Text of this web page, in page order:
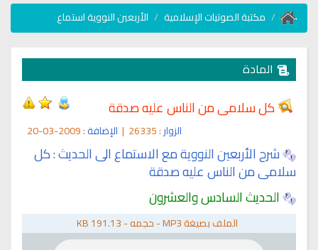
مكتبة الصوتيات الإسلامية الأربعين النووية استماع
المادة
كل سلامى من الناس عليه صدقة
الزوار: 26335
| الإضافة: 2009-03-20
شرح الأربعين النووية مع الاستماع الى الحديث : كل
سلامى من الناس عليه صدقة
الحديث السادس والعشرون
الملف بصيغة -حجمه -191.13 KB